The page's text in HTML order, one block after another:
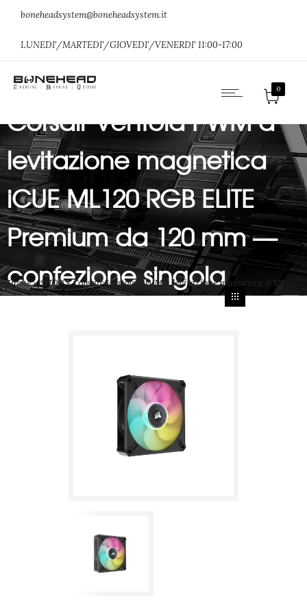
boneheadsystem@boneheadsystem.it
LUNEDI'/MARTEDI'/GIOVEDI'/VENERDI' 11:00-17:00
0
Corsair Ventola PWM a
levitazione magnetica
iCUE ML120 RGB ELITE
Premium da 120 mm —
confezione singola
Home»SHOP»Corsair Ventola PWM a levitazione magnetica iCUE
ML120 RGB ELITE Premium da 120 mm — confezione singola